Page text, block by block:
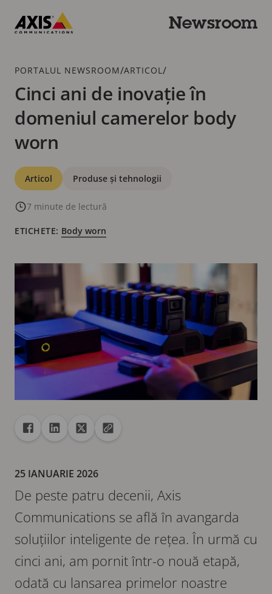
conținutul
Newsroom
Urme
PORTALUL NEWSROOM/ARTICOL /
Cinci ani de inovație în
domeniul camerelor body
worn
Categorii
Articol Produse și tehnologii
7 minute de lectură
ETICHETE: Body worn
Distribuire
Distribuire pe Facebook
Distribuire pe Linkedin
Distribuire pe X
Copiați adresa URL pe clipboard
25 IANUARIE 2026
De peste patru decenii, Axis
Communications se află în avangarda
soluțiilor inteligente de rețea. În urmă cu
cinci ani, am pornit într-o nouă etapă,
odată cu lansarea primelor noastre